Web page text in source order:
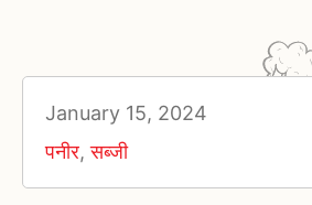
January 15, 2024
पनीर,सब्जी